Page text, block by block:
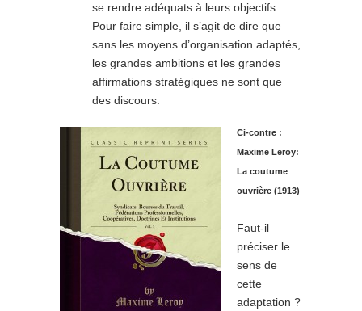
se rendre adéquats à leurs objectifs.
Pour faire simple, il s’agit de dire que
sans les moyens d’organisation adaptés,
les grandes ambitions et les grandes
affirmations stratégiques ne sont que
des discours.
Ci-contre :
Maxime Leroy:
La coutume
ouvrière (1913)
Faut-il
préciser le
sens de
cette
adaptation ?